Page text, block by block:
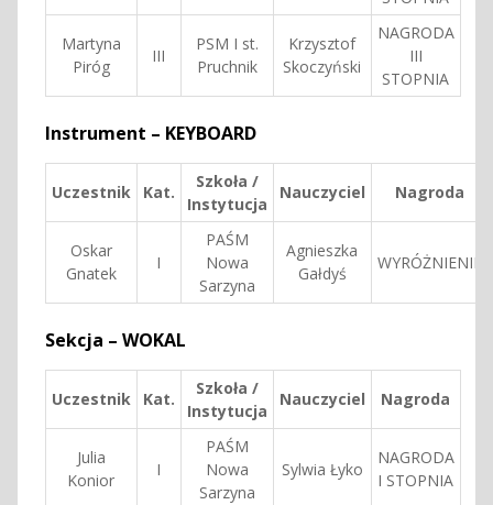
Martyna
Piróg
III
PSM I st.
Pruchnik
Krzysztof
Skoczyński
NAGRODA
III
STOPNIA
Instrument – KEYBOARD
Uczestnik Kat.
Szkoła /
Instytucja
Nauczyciel Nagroda
Oskar
Gnatek
I
PAŚM
Nowa
Sarzyna
Agnieszka
Gałdyś
WYRÓŻNIENIE
Sekcja – WOKAL
Uczestnik Kat.
Szkoła /
Instytucja
Nauczyciel Nagroda
Julia
Konior
I
PAŚM
Nowa
Sarzyna
Sylwia Łyko
NAGRODA
I STOPNIA